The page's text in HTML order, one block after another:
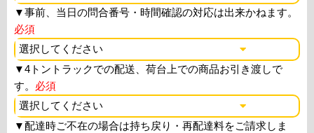
▼事前、当日の問合番号・時間確認の対応は出来かねます。
必須
▼4トントラックでの配送、荷台上での商品お引き渡しで
す。 必須
▼配達時ご不在の場合は持ち戻り・再配達料をご請求しま